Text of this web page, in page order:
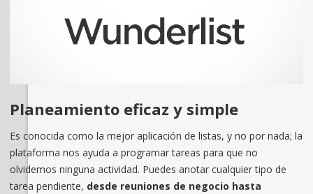
Planeamiento eficaz y simple
Es conocida como la mejor aplicación de listas, y no por nada; la
plataforma nos ayuda a programar tareas para que no
olvidemos ninguna actividad. Puedes anotar cualquier tipo de
tarea pendiente, desde reuniones de negocio hasta